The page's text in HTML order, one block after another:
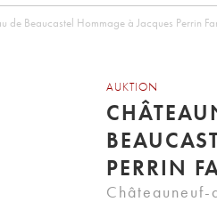
de Beaucastel Hommage à Jacques Perrin
AUKTION
PERRIN
Châteauneuf-